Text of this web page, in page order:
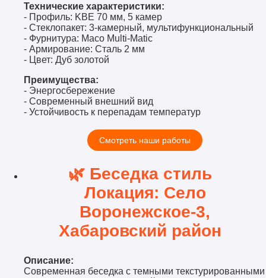
Технические характеристики:
- Профиль: KBE 70 мм, 5 камер
- Стеклопакет: 3-камерный, мультифункциональный
- Фурнитура: Maco Multi-Matic
- Армирование: Сталь 2 мм
- Цвет: Дуб золотой
Преимущества:
- Энергосбережение
- Современный внешний вид
- Устойчивость к перепадам температур
Смотреть наши работы
🌿 Беседка стиль
Локация: Село
Воронежское-3,
Хабаровский район
Описание:
Современная беседка с темными текстурированными